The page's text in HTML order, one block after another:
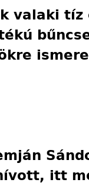
valaki
itt